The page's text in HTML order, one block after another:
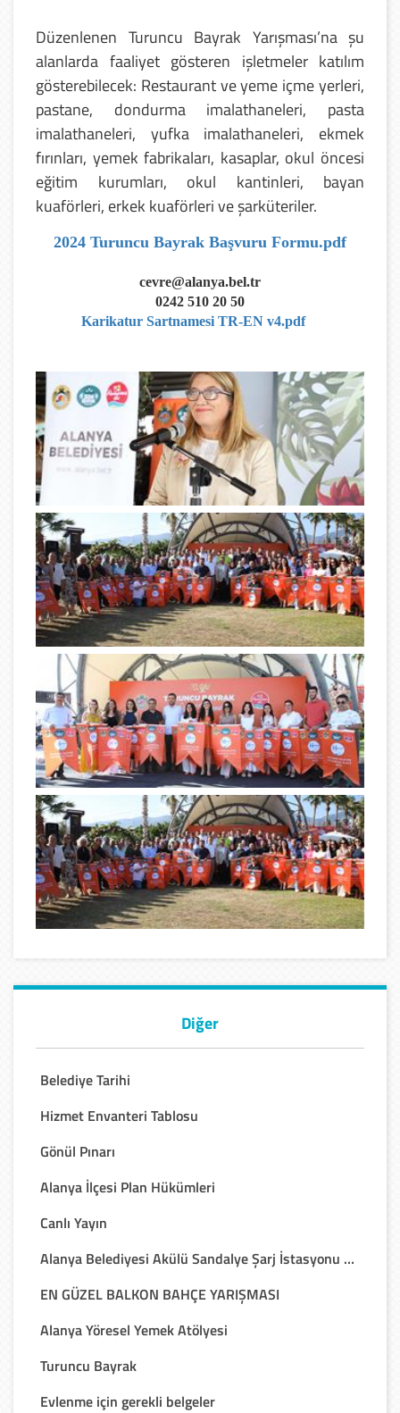
Düzenlenen Turuncu Bayrak Yarışması’na şu
alanlarda faaliyet gösteren işletmeler katılım
gösterebilecek: Restaurant ve yeme içme yerleri,
pastane, dondurma imalathaneleri, pasta
imalathaneleri, yufka imalathaneleri, ekmek
fırınları, yemek fabrikaları, kasaplar, okul öncesi
eğitim kurumları, okul kantinleri, bayan
kuaförleri, erkek kuaförleri ve şarküteriler.
2024 Turuncu Bayrak Başvuru Formu.pdf
cevre@alanya.bel.tr
0242 510 20 50
Karikatur Sartnamesi TR-EN v4.pdf
Diğer
Belediye Tarihi
Hizmet Envanteri Tablosu
Gönül Pınarı
Alanya İlçesi Plan Hükümleri
Canlı Yayın
Alanya Belediyesi Akülü Sandalye Şarj İstasyonu Noktaları
EN GÜZEL BALKON BAHÇE YARIŞMASI
Alanya Yöresel Yemek Atölyesi
Turuncu Bayrak
Evlenme için gerekli belgeler